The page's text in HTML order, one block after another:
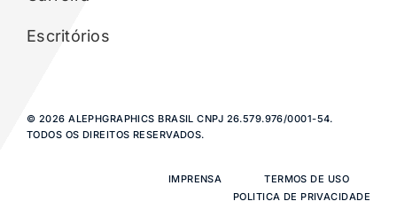
Escritórios
© 2026 ALEPHGRAPHICS BRASIL CNPJ 26.579.976/0001-54.
TODOS OS DIREITOS RESERVADOS.
IMPRENSA
TERMOS DE USO
POLITICA DE PRIVACIDADE